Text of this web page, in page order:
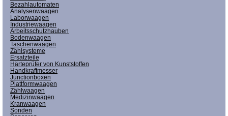
Bezahlautomaten
Analysenwaagen
Laborwaagen
Industriewaagen
Arbeitsschutzhauben
Bodenwaagen
Taschenwaagen
Zählsysteme
Ersatzteile
Härteprüfer von Kunststoffen
Handkraftmesser
Junctionboxen
Plattformwaagen
Zählwaagen
Medizinwaagen
Kranwaagen
Sonden